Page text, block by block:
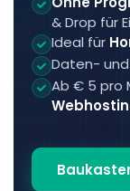
& Drop für
Ideal für
Daten-
Ab € 5 pro